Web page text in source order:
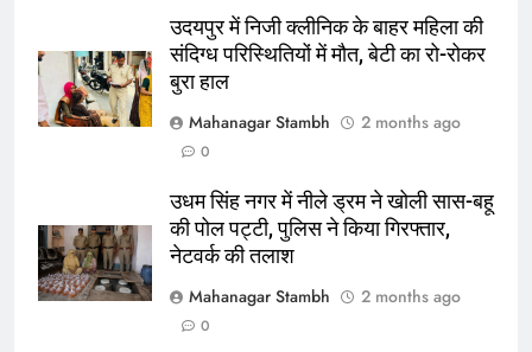
उदयपुर में निजी क्लीनिक के बाहर महिला की
संदिग्ध परिस्थितियों में मौत, बेटी का रो-रोकर
बुरा हाल
Mahanagar Stambh
2 months ago
0
उधम सिंह नगर में नीले ड्रम ने खोली सास-बहू
की पोल पट्टी, पुलिस ने किया गिरफ्तार,
नेटवर्क की तलाश
Mahanagar Stambh
2 months ago
0
राज्य
7
बहा:दर्जनों गांवों का संपर्क टूटा, 12 KM
लंबी दूरी तय कर रहे लोग
8
रूट 4 साल बाद इंग्लैंड की कप्तानी
करेंगे:नाइटक्लब केस के चलते स्टोक्स-
एटकिंसन दूसरे टेस्ट से बाहर; आर्चर की
न्यूज़